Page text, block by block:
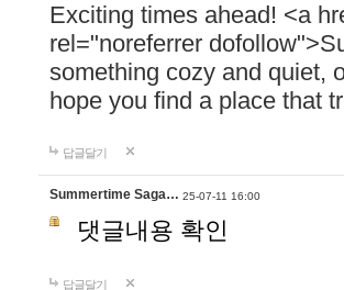
Exciting times ahead! <a
rel="noreferrer
something cozy and quiet,
hope you find a place that
답글달기
Summertime Saga… 25-07-11 16:00
댓글내용 확인
답글달기